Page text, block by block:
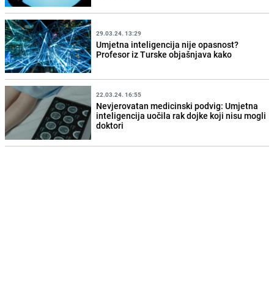
29.03.24. 13:29
Umjetna inteligencija nije opasnost?
Profesor iz Turske objašnjava kako
22.03.24. 16:55
Nevjerovatan medicinski podvig: Umjetna
inteligencija uočila rak dojke koji nisu mogli
doktori